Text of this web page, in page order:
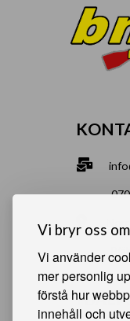
Vi bryr oss
Vi använder
mer personlig
förstå hur
innehåll och